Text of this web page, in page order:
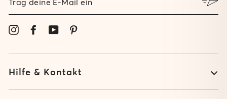
Hilfe & Kontakt
DEINE
E-
MAIL
EIN InstagramFacebook
YouTube